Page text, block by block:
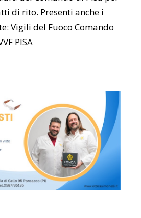
di rito. Presenti anche i
Vigili del Fuoco Comando
PISA